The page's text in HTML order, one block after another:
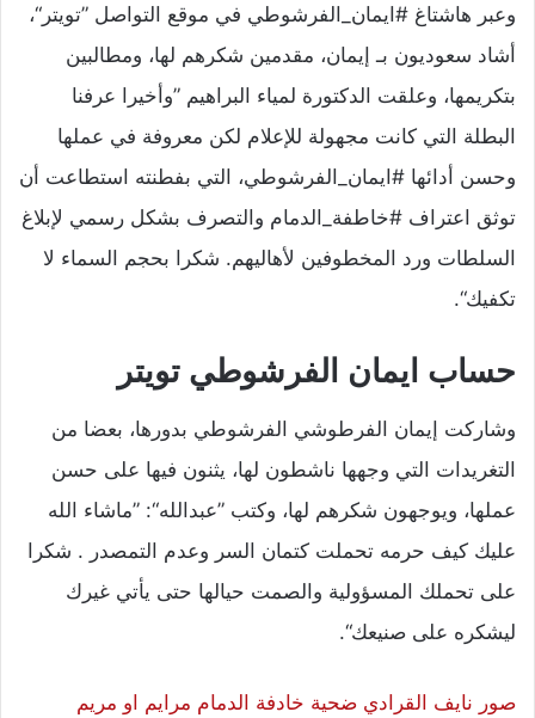
وعبر هاشتاغ #ايمان_الفرشوطي في موقع التواصل ”تويتر“،
أشاد سعوديون بـ إيمان، مقدمين شكرهم لها، ومطالبين
بتكريمها، وعلقت الدكتورة لمياء البراهيم ”وأخيرا عرفنا
البطلة التي كانت مجهولة للإعلام لكن معروفة في عملها
وحسن أدائها #ايمان_الفرشوطي، التي بفطنته استطاعت أن
توثق اعتراف #خاطفة_الدمام والتصرف بشكل رسمي لإبلاغ
السلطات ورد المخطوفين لأهاليهم. شكرا بحجم السماء لا
تكفيك“.
حساب ايمان الفرشوطي تويتر
وشاركت إيمان الفرطوشي الفرشوطي بدورها، بعضا من
التغريدات التي وجهها ناشطون لها، يثنون فيها على حسن
عملها، ويوجهون شكرهم لها، وكتب ”عبدالله“: ”ماشاء الله
عليك كيف حرمه تحملت كتمان السر وعدم التمصدر . شكرا
على تحملك المسؤولية والصمت حيالها حتى يأتي غيرك
ليشكره على صنيعك“.
صور نايف القرادي ضحية خادفة الدمام مرايم او مريم